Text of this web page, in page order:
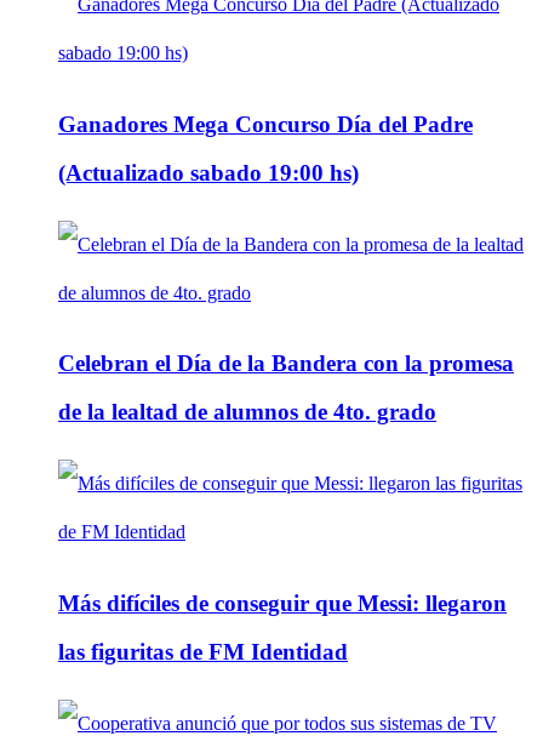
Ganadores Mega Concurso Día del Padre
(Actualizado sabado 19:00 hs)
Celebran el Día de la Bandera con la promesa
de la lealtad de alumnos de 4to. grado
Más difíciles de conseguir que Messi: llegaron
las figuritas de FM Identidad